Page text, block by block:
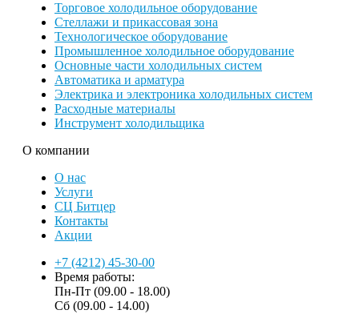
Торговое холодильное оборудование
Стеллажи и прикассовая зона
Технологическое оборудование
Промышленное холодильное оборудование
Основные части холодильных систем
Автоматика и арматура
Электрика и электроника холодильных систем
Расходные материалы
Инструмент холодильщика
О компании
О нас
Услуги
СЦ Битцер
Контакты
Акции
+7 (4212) 45-30-00
Время работы:
Пн-Пт (09.00 - 18.00)
Сб (09.00 - 14.00)